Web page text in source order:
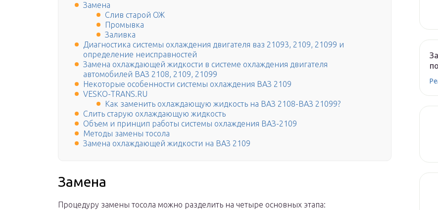
Замена
Слив старой ОЖ
Промывка
Заливка
Диагностика системы охлаждения двигателя ваз 21093, 2109, 21099 и
определение неисправностей
Замена охлаждающей жидкости в системе охлаждения двигателя
автомобилей ВАЗ 2108, 2109, 21099
Некоторые особенности системы охлаждения ВАЗ 2109
VESKO-TRANS.RU
Как заменить охлаждающую жидкость на ВАЗ 2108-ВАЗ 21099?
Слить старую охлаждающую жидкость
Объем и принцип работы системы охлаждения ВАЗ-2109
Методы замены тосола
Замена охлаждающей жидкости на ВАЗ 2109
Замена
Процедуру замены тосола можно разделить на четыре основных этапа: